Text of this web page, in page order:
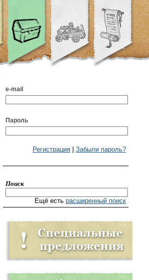
e-mail
Пароль
Регистрация Забыли пароль?
Поиск
Ещё есть расширенный поиск